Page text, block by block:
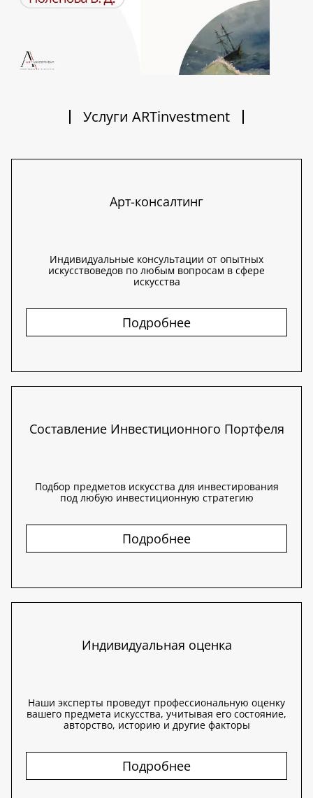
Услуги ARTinvestment
Арт-консалтинг
Индивидуальные консультации от опытных
искусствоведов по любым вопросам в сфере
искусства
Подробнее
Составление Инвестиционного Портфеля
Подбор предметов искусства для инвестирования
под любую инвестиционную стратегию
Подробнее
Индивидуальная оценка
Наши эксперты проведут профессиональную оценку
вашего предмета искусства, учитывая его состояние,
авторство, историю и другие факторы
Подробнее